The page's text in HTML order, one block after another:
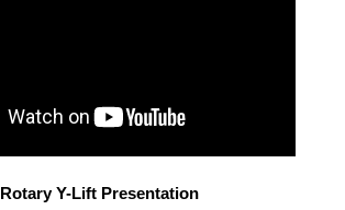
Rotary Y-Lift Presentation